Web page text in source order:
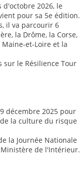
2026, le
pour sa 5e édition.
il va parcourir 6
la Drôme, la Corse,
et-Loire et la
le Résilience Tour
décembre 2025 pour
la culture du risque
la Journée Nationale
Ministère de l'Intérieur.